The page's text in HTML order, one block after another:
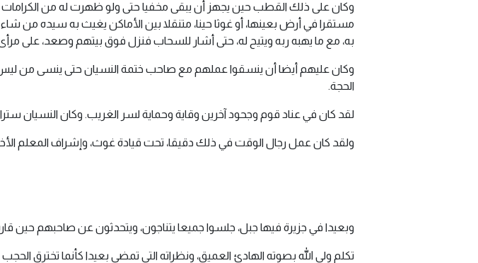
وكان على ذلك القطب حين يجهز أن يبقى مخفيا حتى ولو ظهرت له من الكرامات
مستقرا في أرض بعينها، أو غوثا حينا، متنقلا بين الأماكن يغيث به سيده
به، مع ما يهبه ربه ويتيح له، حتى أشار للسحاب فنزل فوق بيتهم وصعد، على
وكان عليهم أيضا أن ينسقوا عملهم مع صاحب ختمة النسيان حتى ينسى من ليس
الحجة.
لقد كان في عناد قوم وجحود آخرين وقاية وحماية لسر الغريب. وكان النسيان
ولقد كان عمل رجال الوقت في ذلك دقيقا، تحت قيادة غوث، وإشراف المعلم
وبعيدا في جزيرة فيها جبل، جلسوا جميعا يتناجون، ويتحدثون عن صاحبهم حين
تكلم ولي الله بصوته الهادئ العميق، ونظراته التي تمضي بعيدا كأنما تخترق الحجب